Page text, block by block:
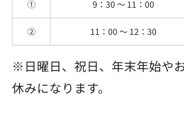
① 9：30 〜 11：00
② 11：00 〜 12：30
※日曜日、祝日、年末年始や
休みになります。